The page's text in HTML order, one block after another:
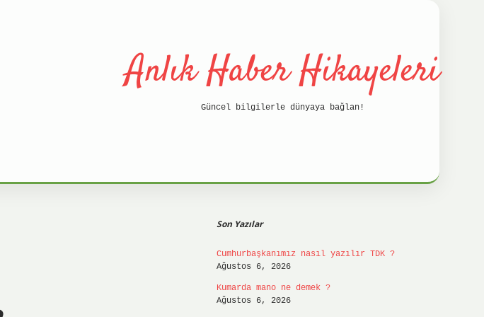
Anlık Haber Hikayeleri
Güncel bilgilerle dünyaya bağlan!
Son Yazılar
Cumhurbaşkanımız nasıl yazılır TDK ?
Ağustos 6, 2026
Kumarda mano ne demek ?
Ağustos 6, 2026